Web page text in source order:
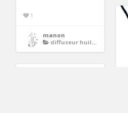
1
manon
diffuseur huiles essentielles